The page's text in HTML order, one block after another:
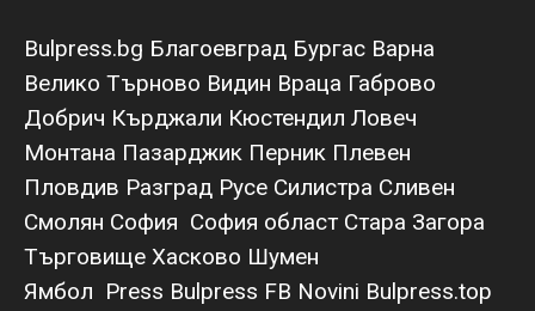
Bulpress.bg Благоевград Бургас Варна
Велико Търново Видин Враца Габрово
Добрич Кърджали Кюстендил Ловеч
Монтана Пазарджик Перник Плевен
Пловдив Разград Русе Силистра Сливен
Смолян София София област Стара Загора
Търговище Хасково Шумен
Ямбол Press Bulpress FB Novini Bulpress.top